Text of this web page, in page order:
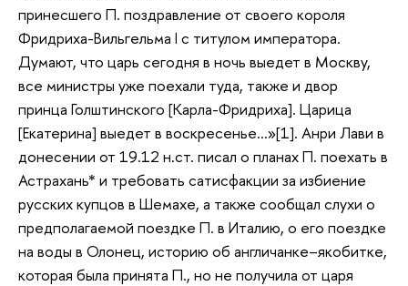
принесшего П. поздравление от своего короля
Фридриха-Вильгельма I с титулом императора.
Думают, что царь сегодня в ночь выедет в Москву,
все министры уже поехали туда, также и двор
принца Голштинского [Карла-Фридриха]. Царица
[Екатерина] выедет в воскресенье…»[1]. Анри Лави в
донесении от 19.12 н.ст. писал о планах П. поехать в
Астрахань* и требовать сатисфакции за избиение
русских купцов в Шемахе, а также сообщал слухи о
предполагаемой поездке П. в Италию, о его поездке
на воды в Олонец, историю об англичанке–якобитке,
которая была принята П., но не получила от царя